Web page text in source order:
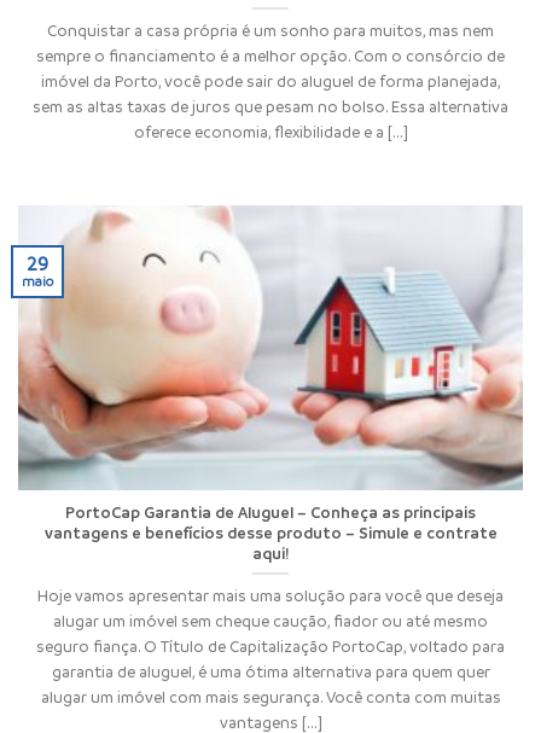
Conquistar a casa própria é um sonho para muitos, mas nem
sempre o financiamento é a melhor opção. Com o consórcio de
imóvel da Porto, você pode sair do aluguel de forma planejada,
sem as altas taxas de juros que pesam no bolso. Essa alternativa
oferece economia, flexibilidade e a [...]
PortoCap Garantia de Aluguel – Conheça as principais
vantagens e benefícios desse produto – Simule e contrate
aqui!
Hoje vamos apresentar mais uma solução para você que deseja
alugar um imóvel sem cheque caução, fiador ou até mesmo
seguro fiança. O Título de Capitalização PortoCap, voltado para
garantia de aluguel, é uma ótima alternativa para quem quer
alugar um imóvel com mais segurança. Você conta com muitas
vantagens [...]
29
maio